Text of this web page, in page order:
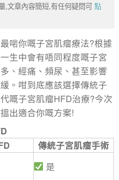
,文章內容簡短,有任何疑問可點
啱你嘅子宮肌瘤療法?根據
生中會有唔同程度嘅子宮
、經痛、頻尿、甚至影響
。咁到底應該選擇傳統子
嘅子宮肌瘤HFD治療?今次
出適合你嘅方案!
傳統子宮肌瘤手術
是